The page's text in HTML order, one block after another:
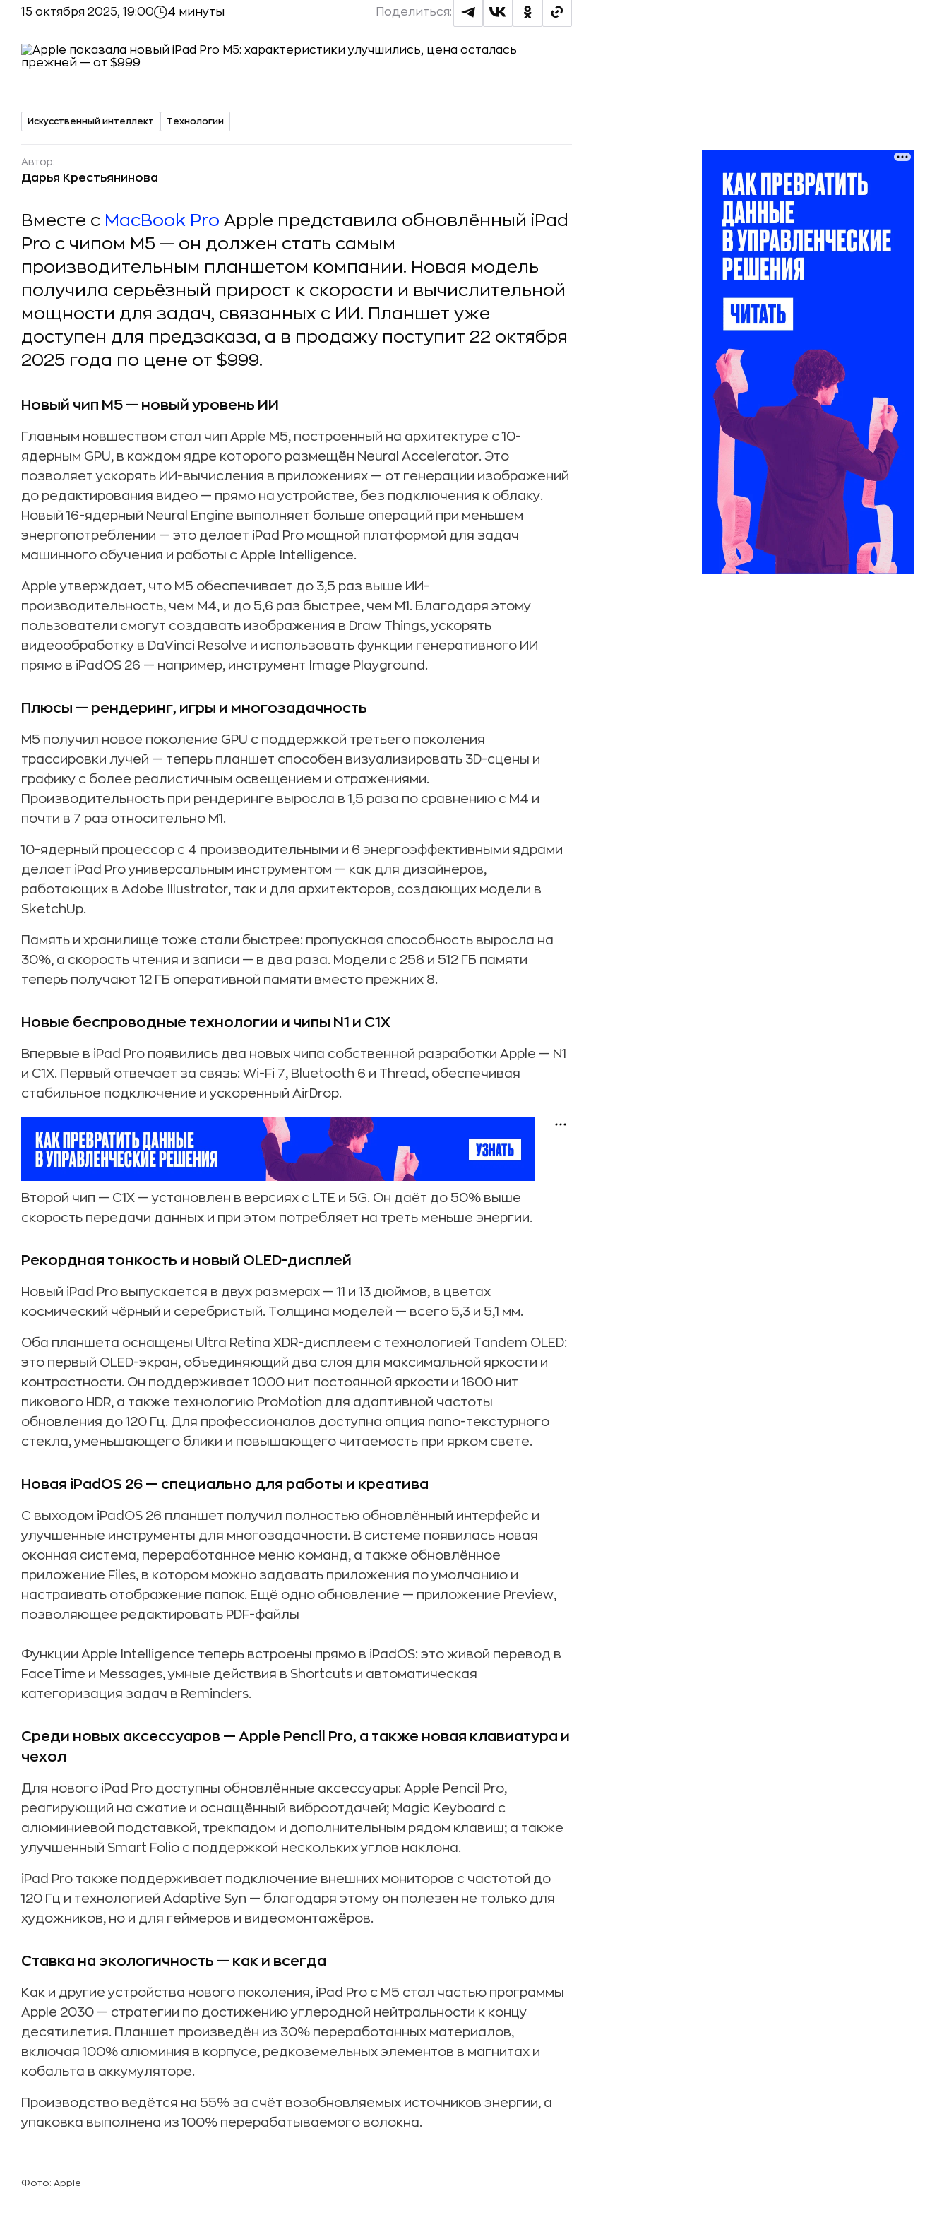
15 октября 2025, 19:00 4 минуты Поделиться:
Искусственный интеллект Технологии
Автор:
Дарья Крестьянинова
Вместе с MacBook Pro Apple представила обновлённый iPad
Pro с чипом M5 — он должен стать самым
производительным планшетом компании. Новая модель
получила серьёзный прирост к скорости и вычислительной
мощности для задач, связанных с ИИ. Планшет уже
доступен для предзаказа, а в продажу поступит 22 октября
2025 года по цене от $999.
Новый чип M5 — новый уровень ИИ
Главным новшеством стал чип Apple M5, построенный на архитектуре с 10-
ядерным GPU, в каждом ядре которого размещён Neural Accelerator. Это
позволяет ускорять ИИ-вычисления в приложениях — от генерации изображений
до редактирования видео — прямо на устройстве, без подключения к облаку.
Новый 16-ядерный Neural Engine выполняет больше операций при меньшем
энергопотреблении — это делает iPad Pro мощной платформой для задач
машинного обучения и работы с Apple Intelligence.
Apple утверждает, что M5 обеспечивает до 3,5 раз выше ИИ-
производительность, чем M4, и до 5,6 раз быстрее, чем M1. Благодаря этому
пользователи смогут создавать изображения в Draw Things, ускорять
видеообработку в DaVinci Resolve и использовать функции генеративного ИИ
прямо в iPadOS 26 — например, инструмент Image Playground.
Плюсы — рендеринг, игры и многозадачность
M5 получил новое поколение GPU с поддержкой третьего поколения
трассировки лучей — теперь планшет способен визуализировать 3D-сцены и
графику с более реалистичным освещением и отражениями.
Производительность при рендеринге выросла в 1,5 раза по сравнению с M4 и
почти в 7 раз относительно M1.
10-ядерный процессор с 4 производительными и 6 энергоэффективными ядрами
делает iPad Pro универсальным инструментом — как для дизайнеров,
работающих в Adobe Illustrator, так и для архитекторов, создающих модели в
SketchUp.
Память и хранилище тоже стали быстрее: пропускная способность выросла на
30%, а скорость чтения и записи — в два раза. Модели с 256 и 512 ГБ памяти
теперь получают 12 ГБ оперативной памяти вместо прежних 8.
Новые беспроводные технологии и чипы N1 и C1X
Впервые в iPad Pro появились два новых чипа собственной разработки Apple — N1
и C1X. Первый отвечает за связь: Wi-Fi 7, Bluetooth 6 и Thread, обеспечивая
стабильное подключение и ускоренный AirDrop.
Второй чип — C1X — установлен в версиях с LTE и 5G. Он даёт до 50% выше
скорость передачи данных и при этом потребляет на треть меньше энергии.
Рекордная тонкость и новый OLED-дисплей
Новый iPad Pro выпускается в двух размерах — 11 и 13 дюймов, в цветах
космический чёрный и серебристый. Толщина моделей — всего 5,3 и 5,1 мм.
Оба планшета оснащены Ultra Retina XDR-дисплеем с технологией Tandem OLED:
это первый OLED-экран, объединяющий два слоя для максимальной яркости и
контрастности. Он поддерживает 1000 нит постоянной яркости и 1600 нит
пикового HDR, а также технологию ProMotion для адаптивной частоты
обновления до 120 Гц. Для профессионалов доступна опция nano-текстурного
стекла, уменьшающего блики и повышающего читаемость при ярком свете.
Новая iPadOS 26 — специально для работы и креатива
С выходом iPadOS 26 планшет получил полностью обновлённый интерфейс и
улучшенные инструменты для многозадачности. В системе появилась новая
оконная система, переработанное меню команд, а также обновлённое
приложение Files, в котором можно задавать приложения по умолчанию и
настраивать отображение папок. Ещё одно обновление — приложение Preview,
позволяющее редактировать PDF-файлы
Функции Apple Intelligence теперь встроены прямо в iPadOS: это живой перевод в
FaceTime и Messages, умные действия в Shortcuts и автоматическая
категоризация задач в Reminders.
Среди новых аксессуаров — Apple Pencil Pro, а также новая клавиатура и
чехол
Для нового iPad Pro доступны обновлённые аксессуары: Apple Pencil Pro,
реагирующий на сжатие и оснащённый виброотдачей; Magic Keyboard с
алюминиевой подставкой, трекпадом и дополнительным рядом клавиш; а также
улучшенный Smart Folio с поддержкой нескольких углов наклона.
iPad Pro также поддерживает подключение внешних мониторов с частотой до
120 Гц и технологией Adaptive Syn — благодаря этому он полезен не только для
художников, но и для геймеров и видеомонтажёров.
Ставка на экологичность — как и всегда
Как и другие устройства нового поколения, iPad Pro с M5 стал частью программы
Apple 2030 — стратегии по достижению углеродной нейтральности к концу
десятилетия. Планшет произведён из 30% переработанных материалов,
включая 100% алюминия в корпусе, редкоземельных элементов в магнитах и
кобальта в аккумуляторе.
Производство ведётся на 55% за счёт возобновляемых источников энергии, а
упаковка выполнена из 100% перерабатываемого волокна.
Фото: Apple